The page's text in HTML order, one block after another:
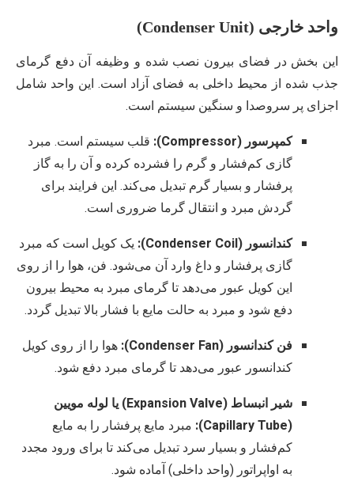
واحد خارجی (Condenser Unit)
این بخش در فضای بیرون نصب شده و وظیفه آن دفع گرمای
جذب شده از محیط داخلی به فضای آزاد است. این واحد شامل
اجزای پر سروصدا و سنگین سیستم است.
کمپرسور (Compressor):
قلب سیستم است. مبرد
گازی کم‌فشار و گرم را فشرده کرده و آن را به گاز
پرفشار و بسیار گرم تبدیل می‌کند. این فرایند برای
گردش مبرد و انتقال گرما ضروری است.
کندانسور (Condenser Coil):
یک کویل است که مبرد
گازی پرفشار و داغ وارد آن می‌شود. فن، هوا را از روی
این کویل عبور می‌دهد تا گرمای مبرد به محیط بیرون
دفع شود و مبرد به حالت مایع با فشار بالا تبدیل گردد.
فن کندانسور (Condenser Fan):
هوا را از روی کویل
کندانسور عبور می‌دهد تا گرمای مبرد دفع شود.
شیر انبساط (Expansion Valve) یا لوله مویین
(Capillary Tube):
مبرد مایع پرفشار را به مایع
کم‌فشار و بسیار سرد تبدیل می‌کند تا برای ورود مجدد
به اواپراتور (واحد داخلی) آماده شود.